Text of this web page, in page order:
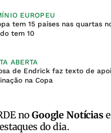
EUROPEU
tem 15 países nas quartas
tem 10
ABERTA
de Endrick faz texto de
na Copa
noGoogle Notíciase
do dia.